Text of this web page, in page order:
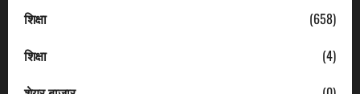
शिक्षा
(658)
शिक्षा
(4)